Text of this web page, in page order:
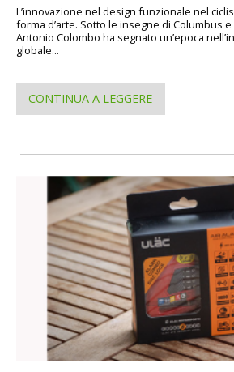
L’innovazione nel design funzionale nel
forma d’arte. Sotto le insegne di Columbus
Antonio Colombo ha segnato un’epoca
globale...
CONTINUA A LEGGERE